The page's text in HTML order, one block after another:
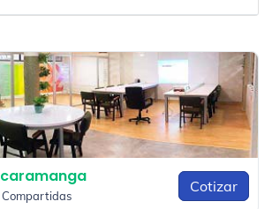
Compartidas
Cotizar